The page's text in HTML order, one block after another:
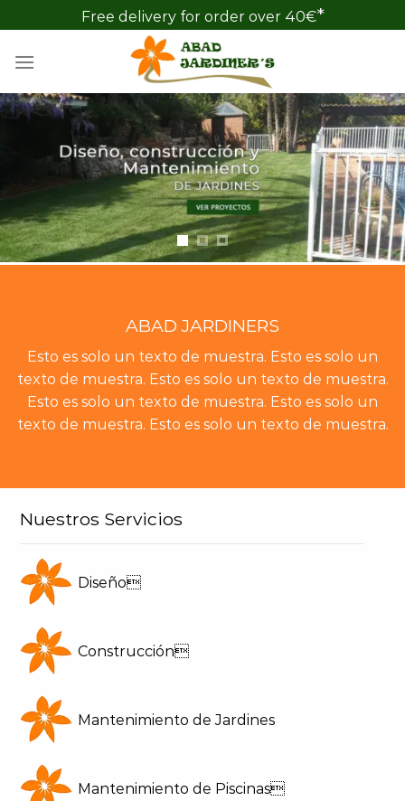
to
content
Free delivery for order over 40€*
ABAD JARDINERS
Esto es solo un texto de muestra. Esto es solo un
texto de muestra. Esto es solo un texto de muestra.
Esto es solo un texto de muestra. Esto es solo un
texto de muestra. Esto es solo un texto de muestra.
Nuestros Servicios
Diseño
Construcción
Mantenimiento de Jardines
Mantenimiento de Piscinas